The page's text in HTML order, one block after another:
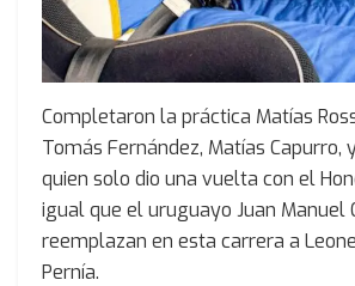
Completaron la práctica Matías
Tomás Fernández, Matías Capurro,
quien solo dio una vuelta con el
igual que el uruguayo Juan Manuel
reemplazan en esta carrera a
Pernía.